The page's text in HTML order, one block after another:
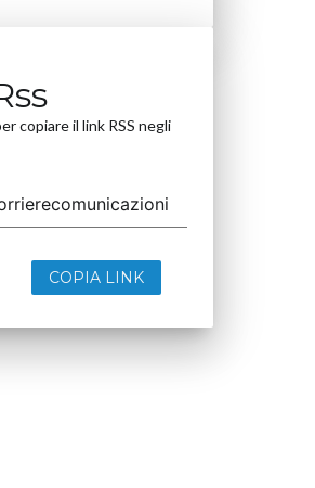
copiare il link RSS negli
COPIA LINK